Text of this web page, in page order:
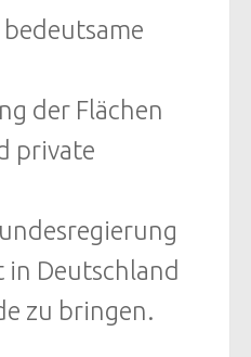
der Flächen
private
Deutschland
zu bringen.